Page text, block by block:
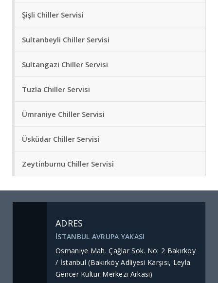
Şişli Chiller Servisi
Sultanbeyli Chiller Servisi
Sultangazi Chiller Servisi
Tuzla Chiller Servisi
Ümraniye Chiller Servisi
Üsküdar Chiller Servisi
Zeytinburnu Chiller Servisi
ADRES
İSTANBUL AVRUPA YAKASI
Osmaniye Mah. Çağlar Sok. No: 2 Bakırköy
/ İstanbul (Bakırköy Adliyesi Karşısı, Leyla
Gencer Kültür Merkezi Arkası)